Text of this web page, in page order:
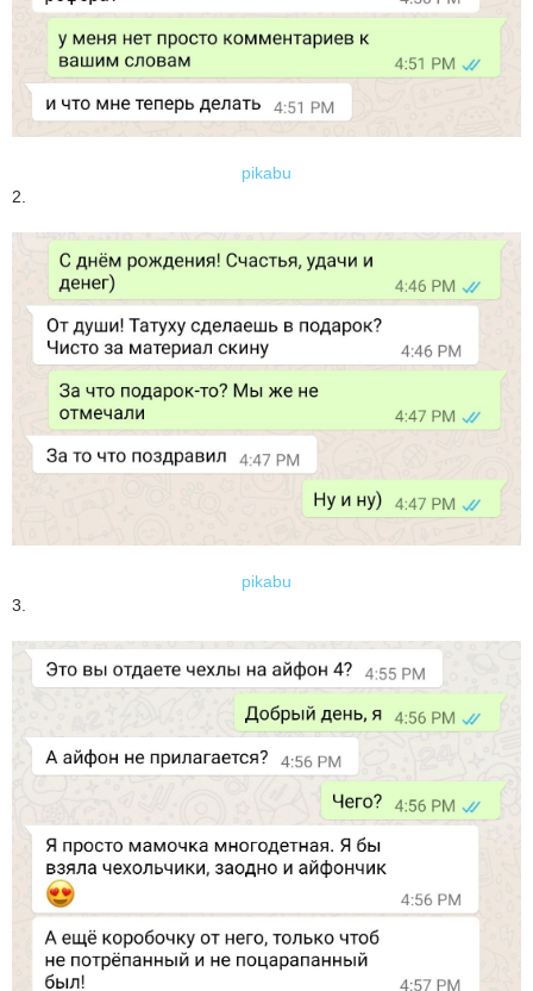
pikabu
2.
pikabu
3.